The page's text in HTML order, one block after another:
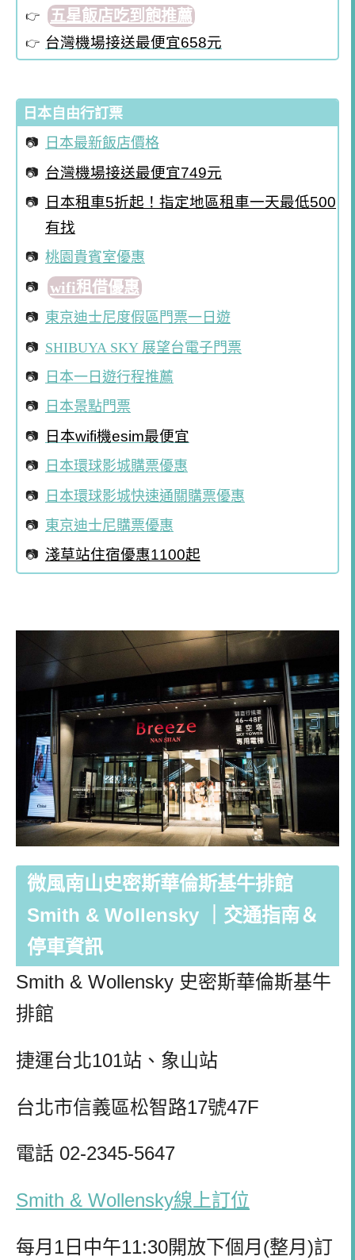
五星飯店吃到飽推薦
台灣機場接送最便宜658元
日本自由行訂票
日本最新飯店價格
台灣機場接送最便宜749元
日本租車5折起！指定地區租車一天最低500
有找
桃園貴賓室優惠
wifi租借優惠
東京迪士尼度假區門票一日遊
SHIBUYA SKY 展望台電子門票
日本一日遊行程推薦
日本景點門票
日本wifi機esim最便宜
日本環球影城購票優惠
日本環球影城快速通關購票優惠
東京迪士尼購票優惠
淺草站住宿優惠1100起
微風南山史密斯華倫斯基牛排館
Smith & Wollensky ｜交通指南＆
停車資訊
Smith & Wollensky 史密斯華倫斯基牛
排館
捷運台北101站、象山站
台北市信義區松智路17號47F
電話 02-2345-5647
Smith & Wollensky線上訂位
每月1日中午11:30開放下個月(整月)訂